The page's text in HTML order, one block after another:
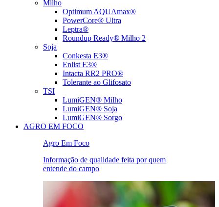
Milho
Optimum AQUAmax®
PowerCore® Ultra
Leptra®
Roundup Ready® Milho 2
Soja
Conkesta E3®
Enlist E3®
Intacta RR2 PRO®
Tolerante ao Glifosato
TSI
LumiGEN® Milho
LumiGEN® Soja
LumiGEN® Sorgo
AGRO EM FOCO
Agro Em Foco
Informação de qualidade feita por quem
entende do campo